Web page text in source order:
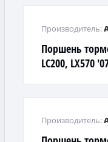
Поршень
LC200, LX570
Производитель:
Производитель: